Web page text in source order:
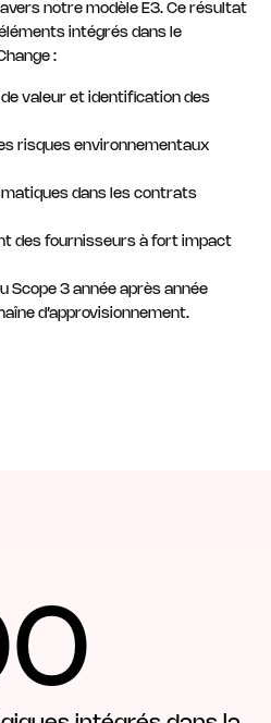
notre modèle E3. Ce résultat
intégrés dans le
:
valeur et identification des
risques environnementaux
dans les contrats
des fournisseurs à fort impact
Scope 3 année après année
d’approvisionnement.